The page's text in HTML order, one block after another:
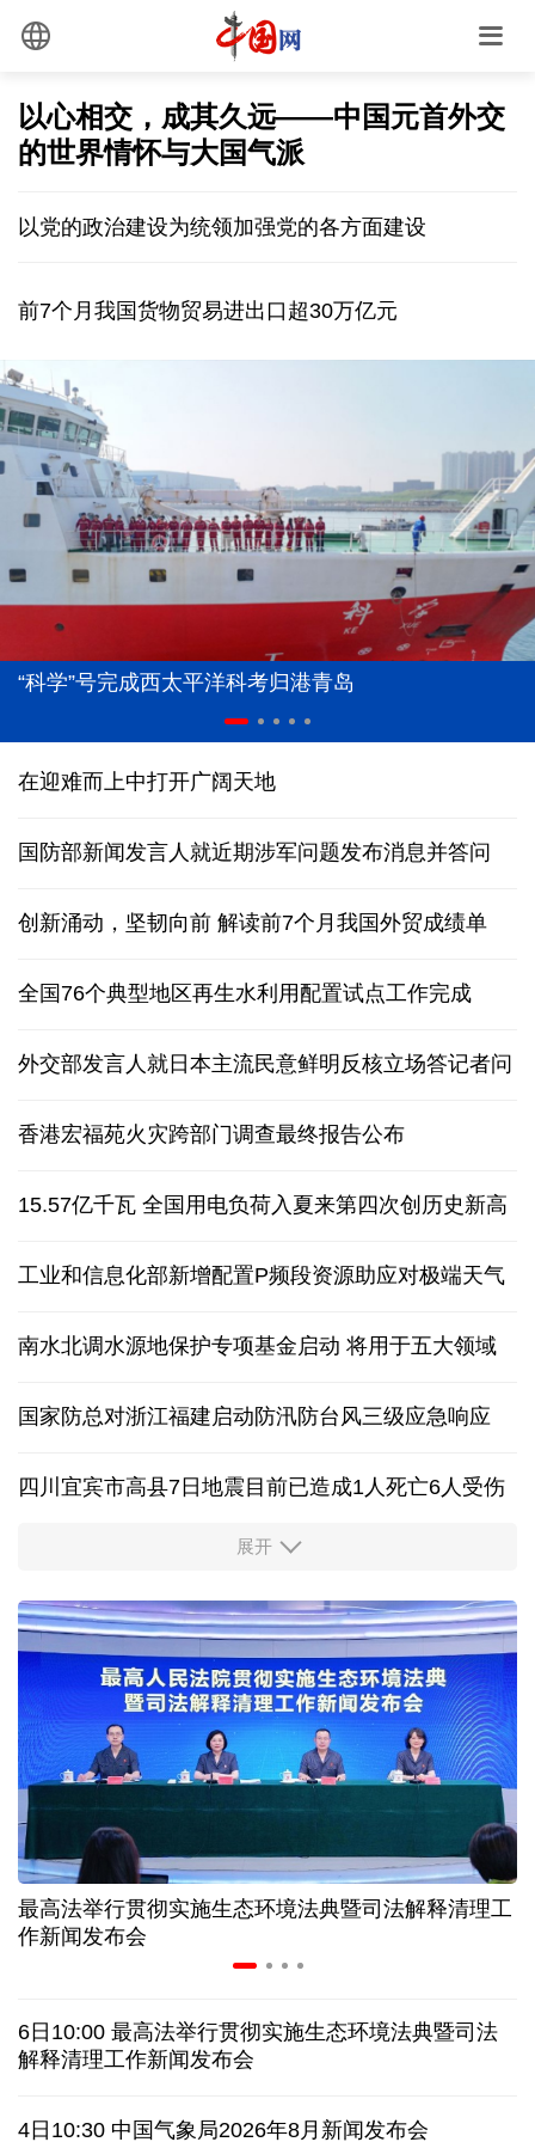
以心相交，成其久远——中国元首外交
的世界情怀与大国气派
以党的政治建设为统领加强党的各方面建设
前7个月我国货物贸易进出口超30万亿元
“科学”号完成西太平洋科考归港青岛
在迎难而上中打开广阔天地
国防部新闻发言人就近期涉军问题发布消息并答问
创新涌动，坚韧向前 解读前7个月我国外贸成绩单
全国76个典型地区再生水利用配置试点工作完成
外交部发言人就日本主流民意鲜明反核立场答记者问
香港宏福苑火灾跨部门调查最终报告公布
15.57亿千瓦 全国用电负荷入夏来第四次创历史新高
工业和信息化部新增配置P频段资源助应对极端天气
南水北调水源地保护专项基金启动 将用于五大领域
国家防总对浙江福建启动防汛防台风三级应急响应
四川宜宾市高县7日地震目前已造成1人死亡6人受伤
四个关键词解读中国经济韧性
球票撬动全城消费 赛事经济如何将"流量"变"增量"
第五届数贸会将首设Token专区 探索算力贸易新路径
北京：非京籍家庭购房社保个税缴纳年限下调为一年
近346亿元 广东电网交出上半年投资建设亮眼答卷
31省份上半年外贸成绩单出炉 见证产业提质跃迁
俄黑客称获取北约直接参与袭击俄领土的书面证据
美国上诉法院维持对白宫宴会厅改造项目的暂停令
展开
最高法举行贯彻实施生态环境法典暨司法解释清理工
作新闻发布会
6日10:00 最高法举行贯彻实施生态环境法典暨司法
解释清理工作新闻发布会
4日10:30 中国气象局2026年8月新闻发布会